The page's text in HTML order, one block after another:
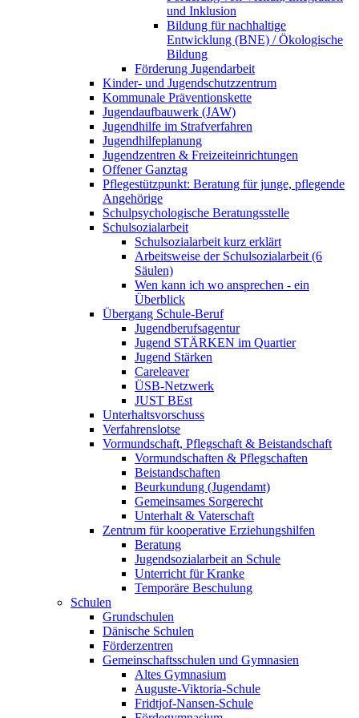
und Inklusion
Bildung für nachhaltige
Entwicklung (BNE) / Ökologische
Bildung
Förderung Jugendarbeit
Kinder- und Jugendschutzzentrum
Kommunale Präventionskette
Jugendaufbauwerk (JAW)
Jugendhilfe im Strafverfahren
Jugendhilfeplanung
Jugendzentren & Freizeiteinrichtungen
Offener Ganztag
Pflegestützpunkt: Beratung für junge, pflegende
Angehörige
Schulpsychologische Beratungsstelle
Schulsozialarbeit
Schulsozialarbeit kurz erklärt
Arbeitsweise der Schulsozialarbeit (6
Säulen)
Wen kann ich wo ansprechen - ein
Überblick
Übergang Schule-Beruf
Jugendberufsagentur
Jugend STÄRKEN im Quartier
Jugend Stärken
Careleaver
ÜSB-Netzwerk
JUST BEst
Unterhaltsvorschuss
Verfahrenslotse
Vormundschaft, Pflegschaft & Beistandschaft
Vormundschaften & Pflegschaften
Beistandschaften
Beurkundung (Jugendamt)
Gemeinsames Sorgerecht
Unterhalt & Vaterschaft
Zentrum für kooperative Erziehungshilfen
Beratung
Jugendsozialarbeit an Schule
Unterricht für Kranke
Temporäre Beschulung
Schulen
Grundschulen
Dänische Schulen
Förderzentren
Gemeinschaftsschulen und Gymnasien
Altes Gymnasium
Auguste-Viktoria-Schule
Fridtjof-Nansen-Schule